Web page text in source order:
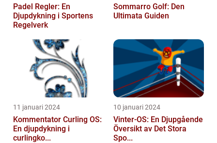
Padel Regler: En
Djupdykning i Sportens
Regelverk
Sommarro Golf: Den
Ultimata Guiden
11 januari 2024
Kommentator Curling OS:
En djupdykning i
curlingko...
10 januari 2024
Vinter-OS: En Djupgående
Översikt av Det Stora
Spo...